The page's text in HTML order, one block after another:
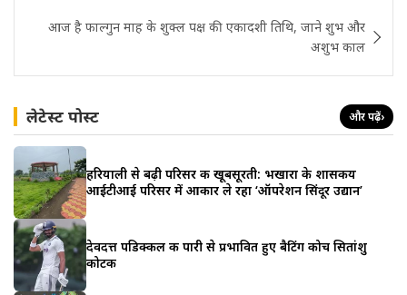
आज है फाल्गुन माह के शुक्ल पक्ष की एकादशी तिथि, जाने शुभ और
अशुभ काल
लेटेस्ट पोस्ट और पढ़ें›
हरियाली से बढ़ी परिसर की खूबसूरती: भखारा के शासकीय
आईटीआई परिसर में आकार ले रहा ‘ऑपरेशन सिंदूर उद्यान’
देवदत्त पडिक्कल की पारी से प्रभावित हुए बैटिंग कोच सितांशु
कोटक